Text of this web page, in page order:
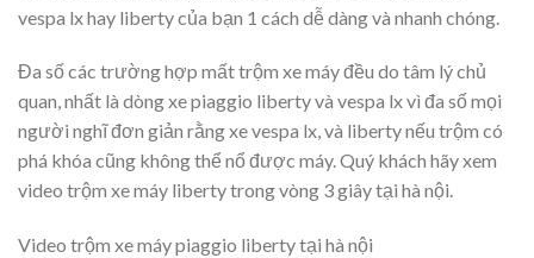
vespa lx hay liberty của bạn 1 cách dễ dàng và nhanh chóng.
Đa số các trường hợp mất trộm xe máy đều do tâm lý chủ
quan, nhất là dòng xe piaggio liberty và vespa lx vì đa số mọi
người nghĩ đơn giản rằng xe vespa lx, và liberty nếu trộm có
phá khóa cũng không thể nổ được máy. Quý khách hãy xem
video trộm xe máy liberty trong vòng 3 giây tại hà nội.
Video trộm xe máy piaggio liberty tại hà nội